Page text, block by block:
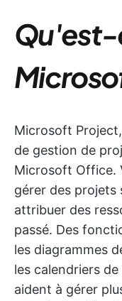
Qu'est-
Microsoft
de gestion de
Microsoft Office.
gérer des projets
attribuer des
passé. Des
les diagrammes
les calendriers
aident à gérer